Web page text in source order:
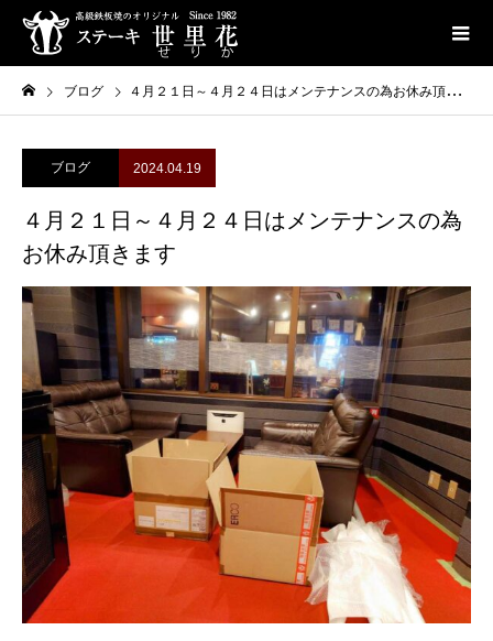
ブログ ４月２１日～４月２４日はメンテナンスの為お休み頂きます
ブログ 2024.04.19
４月２１日～４月２４日はメンテナンスの為
お休み頂きます